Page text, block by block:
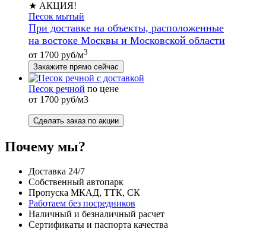
★ АКЦИЯ!
Песок мытый
При доставке на объекты, расположенные
на востоке Москвы и Московской области
от 1700 руб/м3
Закажите прямо сейчас
Песок речной по цене
от 1700 руб/м3
Сделать заказ по акции
Почему мы?
Доставка 24/7
Собственный автопарк
Пропуска МКАД, ТТК, СК
Работаем без посредников
Наличный и безналичный расчет
Сертификаты и паспорта качества